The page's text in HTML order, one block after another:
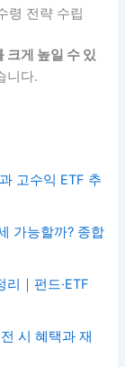
령 전략 수립
크게 높일 수 있
니다.
고수익 ETF 추
가능할까? 종합
｜펀드·ETF
시 혜택과 재